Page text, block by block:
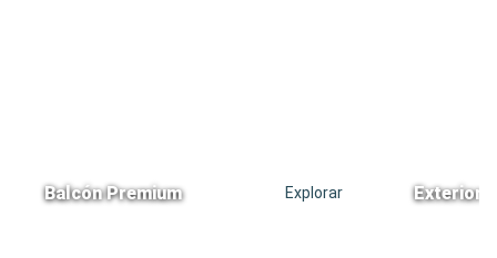
Balcón Premium Explorar Exterior